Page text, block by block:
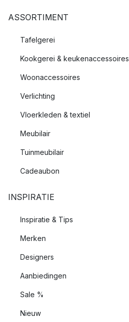
ASSORTIMENT
Tafelgerei
Kookgerei & keukenaccessoires
Woonaccessoires
Verlichting
Vloerkleden & textiel
Meubilair
Tuinmeubilair
Cadeaubon
INSPIRATIE
Inspiratie & Tips
Merken
Designers
Aanbiedingen
Sale %
Nieuw